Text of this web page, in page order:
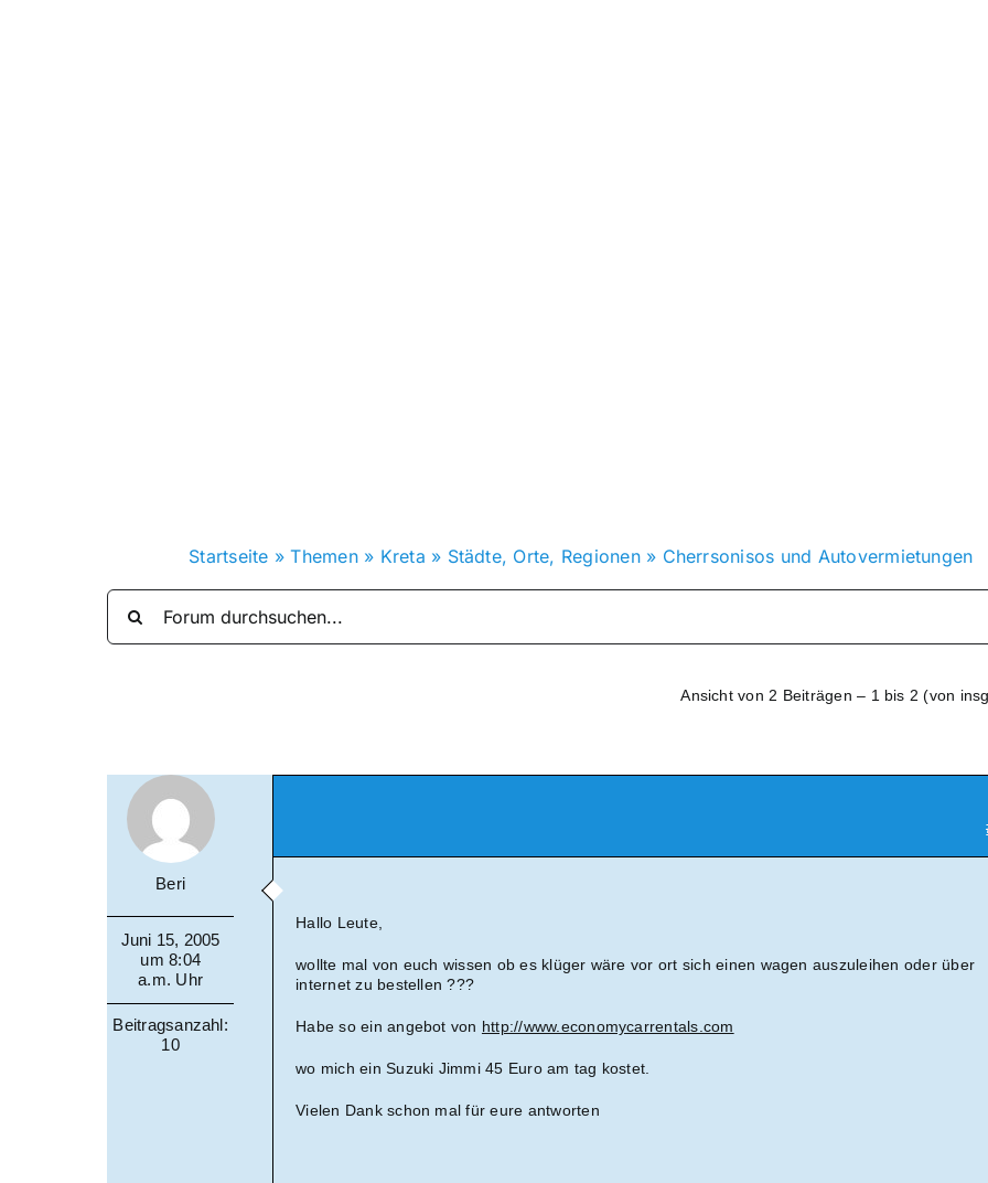
Startseite »Themen» Kreta » Städte, Orte, Regionen» Cherrsonisos und Autovermietungen
Ansicht von 2 Beiträgen – 1 bis 2 (von
Beri
Juni 15, 2005
um 8:04
a.m. Uhr
Beitragsanzahl:
10
Hallo Leute,
wollte mal von euch wissen ob es klüger wäre vor ort sich einen wagen auszuleihen oder über
internet zu bestellen ???
Habe so ein angebot von http://www.economycarrentals.com
wo mich ein Suzuki Jimmi 45 Euro am tag kostet.
Vielen Dank schon mal für eure antworten